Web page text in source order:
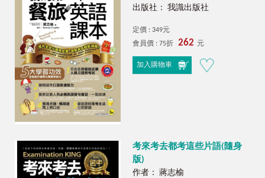
出版社： 我識出版社
定價 : 349元
會員價 : 75折
262 元
加入購物車
考來考去都考這些片語(隨身
版)
作者： 蔣志榆